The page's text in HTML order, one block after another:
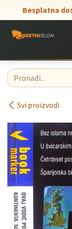
Skip to Content
Besplatna
Svi proizvodi